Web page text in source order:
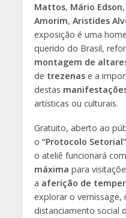
Mattos, Mário Edson,
Amorim, Aristides
exposição é uma
querido do Brasil,
montagem de
de trezenase a
destas
artísticas ou culturais.
Gratuito, aberto ao
o “Protocolo Setorial”
o ateliê funcionará com
máxima para
a aferição de
explorar o vernissage,
distanciamento social